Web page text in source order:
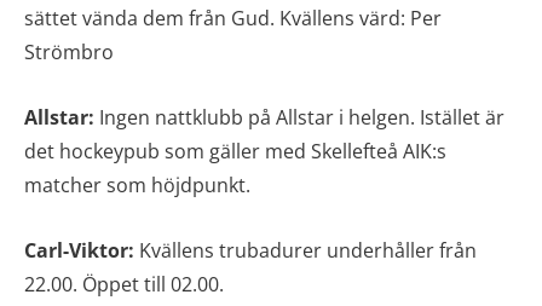
sättet vända dem från Gud. Kvällens värd: Per
Strömbro
Allstar: Ingen nattklubb på Allstar i helgen. Istället är
det hockeypub som gäller med Skellefteå AIK:s
matcher som höjdpunkt.
Carl-Viktor: Kvällens trubadurer underhåller från
22.00. Öppet till 02.00.